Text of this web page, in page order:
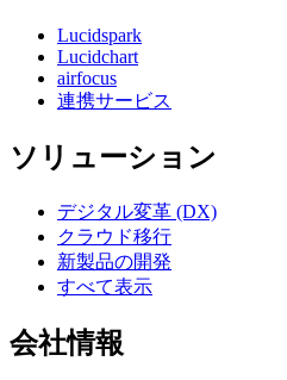
Lucidspark
Lucidchart
airfocus
連携サービス
ソリューション
デジタル変革 (DX)
クラウド移行
新製品の開発
すべて表示
会社情報